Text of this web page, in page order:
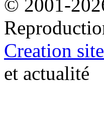
© 2001-
Creation
et actualité